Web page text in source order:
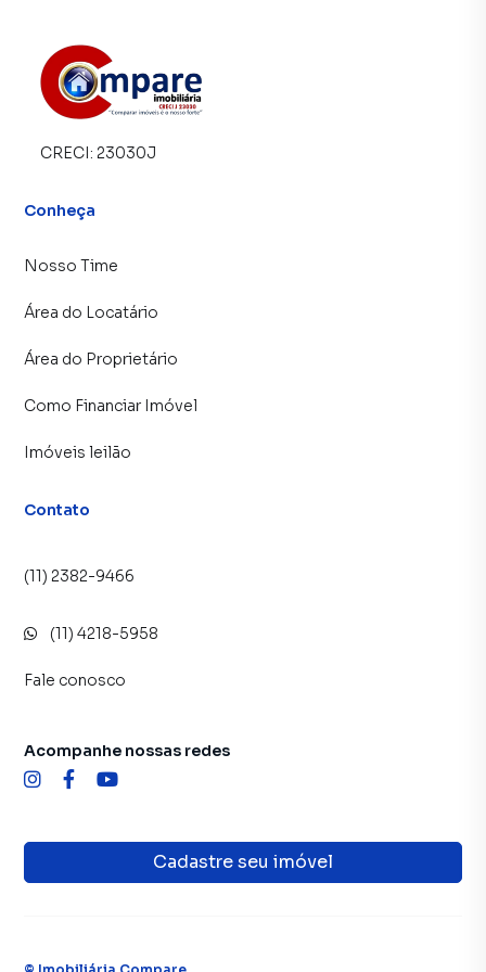
CRECI: 23030J
Conheça
Nosso Time
Área do Locatário
Área do Proprietário
Como Financiar Imóvel
Imóveis leilão
Contato
(11) 2382-9466
(11) 4218-5958
Fale conosco
Cadastre seu imóvel
Acompanhe nossas redes
© Imobiliária Compare